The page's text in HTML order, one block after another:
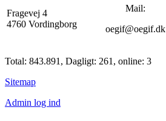
Fragevej 4
4760 Vordingborg
Mail:
oegif@oegif.dk
Total: 843.891, Dagligt: 261, online: 3
Sitemap
Admin log ind